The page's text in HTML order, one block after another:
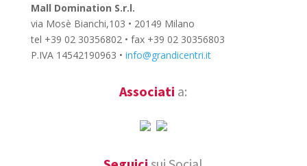
Mall Domination S.r.l.
via Mosè Bianchi,103 • 20149 Milano
tel +39 02 30356802 • fax +39 02 30356803
P.IVA 14542190963 • info@grandicentri.it
Associati a: